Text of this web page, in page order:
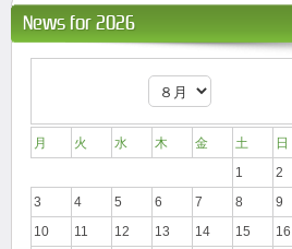
News for 2026
月 火 水 木 金 土
日
1
2
3
4 5 6 7 8
9
10
11 12 13 14 15
16